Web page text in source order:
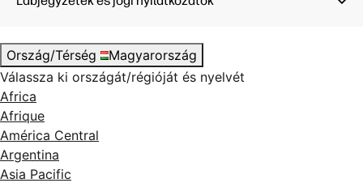
(gazdaport); 1 Gigabit Ethernet
rekesz, 2. generációs (HIP2)
Mobil nyomtatási képesség: Apple
AirPrint™; Mopria™-tanúsítvány;
Ország/Térség
Magyarország
Válassza ki országát/régióját és nyelvét
Africa
Afrique
América Central
Argentina
Asia Pacific